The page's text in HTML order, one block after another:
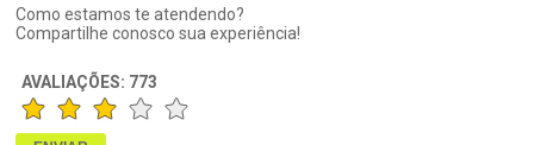
Como estamos te atendendo?
Compartilhe conosco sua experiência!
AVALIAÇÕES: 773